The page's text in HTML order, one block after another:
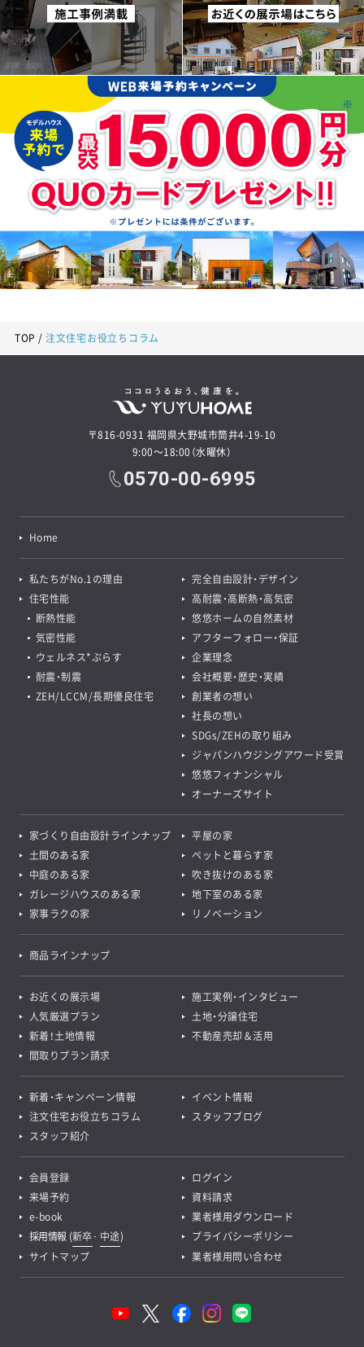
TOP 注文住宅お役立ちコラム
〒816-0931 福岡県大野城市筒井4-19-10
9:00～18:00（水曜休）
0570-00-6995
Home
私たちがNo.1の理由
完全自由設計・デザイン
住宅性能
断熱性能
気密性能
ウェルネス*ぷらす
耐震・制震
ZEH/LCCM/長期優良住宅
高耐震・高断熱・高気密
悠悠ホームの自然素材
アフターフォロー・保証
企業理念
会社概要・歴史・実績
創業者の想い
社長の想い
SDGs/ZEHの取り組み
ジャパンハウジングアワード受賞
悠悠フィナンシャル
オーナーズサイト
家づくり自由設計ラインナップ
平屋の家
土間のある家
ペットと暮らす家
中庭のある家
吹き抜けのある家
ガレージハウスのある家
地下室のある家
家事ラクの家
リノベーション
商品ラインナップ
お近くの展示場
施工実例・インタビュー
人気厳選プラン
土地・分譲住宅
新着！土地情報
不動産売却＆活用
間取りプラン請求
新着・キャンペーン情報
イベント情報
注文住宅お役立ちコラム
スタッフブログ
スタッフ紹介
会員登録
ログイン
来場予約
資料請求
e-book
業者様用ダウンロード
採用情報 (新卒･ 中途)
プライバシーポリシー
サイトマップ
業者様用問い合わせ